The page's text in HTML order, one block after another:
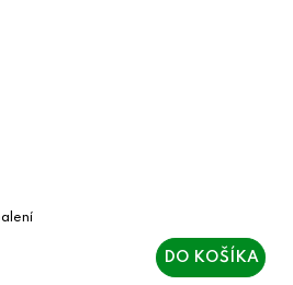
DO KOŠÍKA